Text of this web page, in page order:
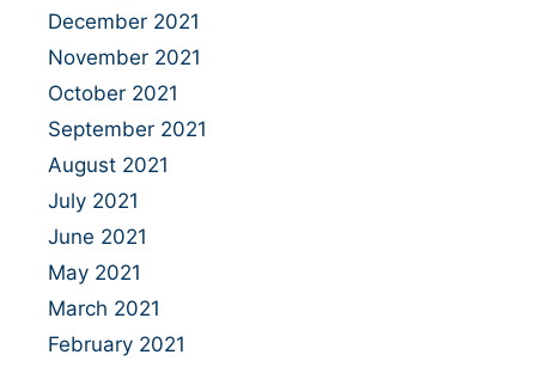
December 2021
November 2021
October 2021
September 2021
August 2021
July 2021
June 2021
May 2021
March 2021
February 2021